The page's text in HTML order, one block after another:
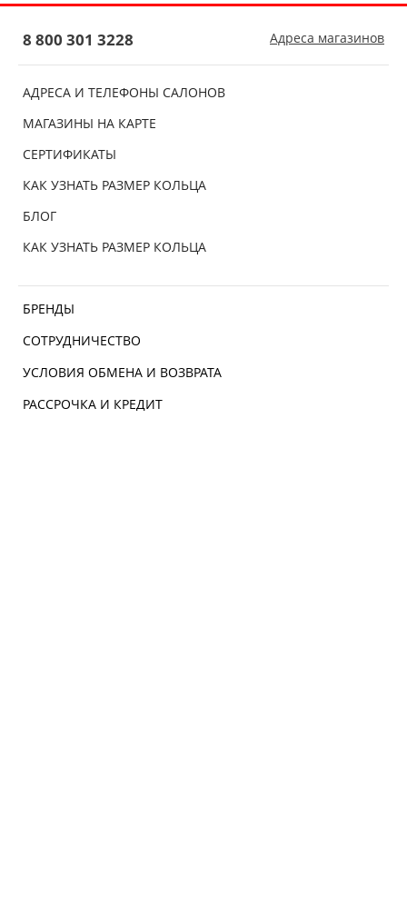
АДРЕСА И ТЕЛЕФОНЫ САЛОНОВ
МАГАЗИНЫ НА КАРТЕ
СЕРТИФИКАТЫ
КАК УЗНАТЬ РАЗМЕР КОЛЬЦА
БЛОГ
КАК УЗНАТЬ РАЗМЕР КОЛЬЦА
БРЕНДЫ
СОТРУДНИЧЕСТВО
УСЛОВИЯ ОБМЕНА И ВОЗВРАТА
РАССРОЧКА И КРЕДИТ
8 800 301 3228 Адреса магазинов